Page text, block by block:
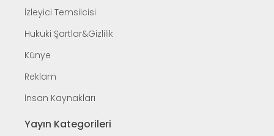
İzleyici Temsilcisi
Hukuki Şartlar&Gizlilik
Künye
Reklam
İnsan Kaynakları
Yayın Kategorileri